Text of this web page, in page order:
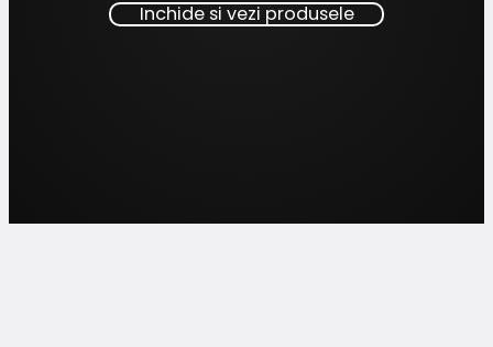
Inchide si vezi produsele